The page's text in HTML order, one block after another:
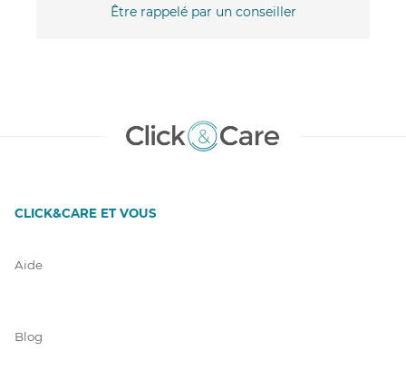
Être rappelé par un conseiller
CLICK&CARE ET VOUS
Aide
Blog